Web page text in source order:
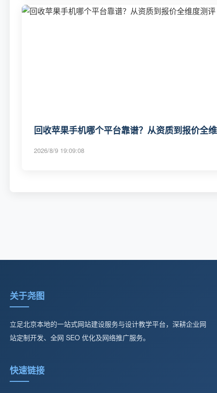
回收苹果手机哪个平台靠谱？从资质到报价全
2026/8/9 19:09:08
关于尧图
立足北京本地的一站式网站建设服务与设计教学平台，深耕企业网
站定制开发、全网 SEO 优化及网络推广服务。
快速链接